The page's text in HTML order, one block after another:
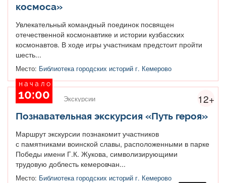
космоса»
Увлекательный командный поединок посвящен
отечественной космонавтике и истории кузбасских
космонавтов. В ходе игры участникам предстоит пройти
шесть...
Место: Библиотека городских историй г. Кемерово
12+
начало
10:00 Экскурсии
Познавательная экскурсия «Путь героя»
Маршрут экскурсии познакомит участников
с памятниками воинской славы, расположенными в парке
Победы имени Г.К. Жукова, символизирующими
трудовую доблесть кемеровчан...
Место: Библиотека городских историй г. Кемерово